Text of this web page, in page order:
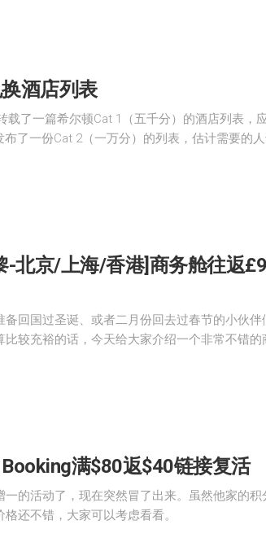
酒店列表
载了一篇希尔顿Cat 1（五千分）的酒店列表，
了一份Cat 2（一万分）的列表，估计需要的
-北京/上海/香港]商务舱往返
回国过圣诞、或者二月份回去过春节的小伙伴
较充裕的话，今天给大家介绍一个非常不错的
满$80返$40链接复活
的活动了，现在突然冒了出来。虽然他家的积
还不错，大家可以考虑看看。